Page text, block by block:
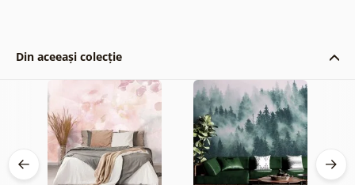
Din aceeași colecție